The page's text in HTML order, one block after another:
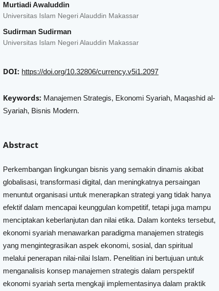
Murtiadi Awaluddin
Universitas Islam Negeri Alauddin Makassar
Sudirman Sudirman
Universitas Islam Negeri Alauddin Makassar
DOI: https://doi.org/10.32806/currency.v5i1.2097
Keywords: Manajemen Strategis, Ekonomi Syariah, Maqashid al-
Syariah, Bisnis Modern.
Abstract
Perkembangan lingkungan bisnis yang semakin dinamis akibat
globalisasi, transformasi digital, dan meningkatnya persaingan
menuntut organisasi untuk menerapkan strategi yang tidak hanya
efektif dalam mencapai keunggulan kompetitif, tetapi juga mampu
menciptakan keberlanjutan dan nilai etika. Dalam konteks tersebut,
ekonomi syariah menawarkan paradigma manajemen strategis
yang mengintegrasikan aspek ekonomi, sosial, dan spiritual
melalui penerapan nilai-nilai Islam. Penelitian ini bertujuan untuk
menganalisis konsep manajemen strategis dalam perspektif
ekonomi syariah serta mengkaji implementasinya dalam praktik